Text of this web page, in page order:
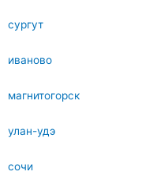
сургут
иваново
магнитогорск
улан-удэ
сочи